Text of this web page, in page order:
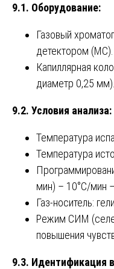
9.1. Оборудование:
Газовый
детектором (МС).
Капиллярная
диаметр 0,25 мм).
9.2. Условия анализа:
Температура
Температура
мин) – 10°C/мин
Газ-носитель:
Режим СИМ
повышения
9.3. Идентификация